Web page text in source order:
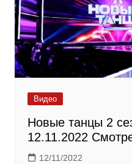
Видео
Новые танцы 2
12.11.2022
12/11/2022